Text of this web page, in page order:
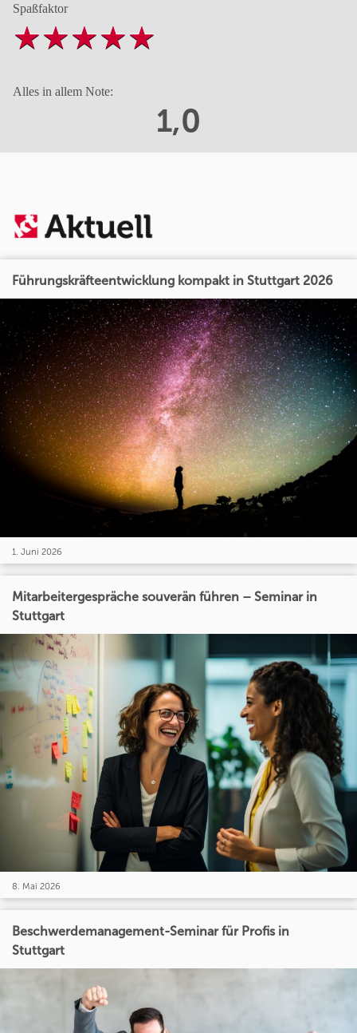
Spaßfaktor
Alles in allem Note:
1,0
Führungskräfteentwicklung kompakt in Stuttgart 2026
1. Juni 2026
Mitarbeitergespräche souverän führen – Seminar in
Stuttgart
8. Mai 2026
Beschwerdemanagement-Seminar für Profis in
Stuttgart